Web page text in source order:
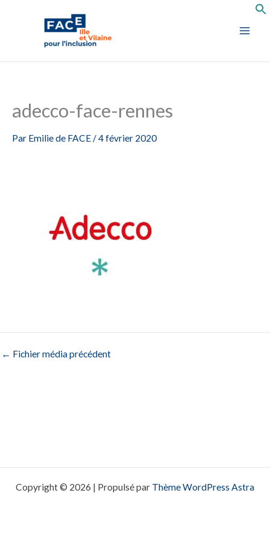
adecco-face-rennes
Par Emilie de FACE /4 février 2020
← Fichier média précédent
Copyright © 2026 | Propulsé par Thème WordPress Astra